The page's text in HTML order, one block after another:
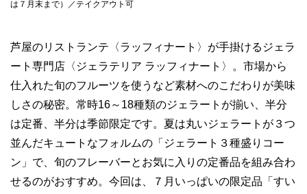
は７月末まで）／テイクアウト可
芦屋のリストランテ〈ラッフィナート〉が手掛けるジェラ
ート専門店〈ジェラテリア ラッフィナート〉。市場から
仕入れた旬のフルーツを使うなど素材へのこだわりが美味
しさの秘密。常時16～18種類のジェラートが揃い、半分
は定番、半分は季節限定です。夏は丸いジェラートが３つ
並んだキュートなフォルムの「ジェラート３種盛りコー
ン」で、旬のフレーバーとお気に入りの定番品を組み合わ
せるのがおすすめ。今回は、７月いっぱいの限定品「すい